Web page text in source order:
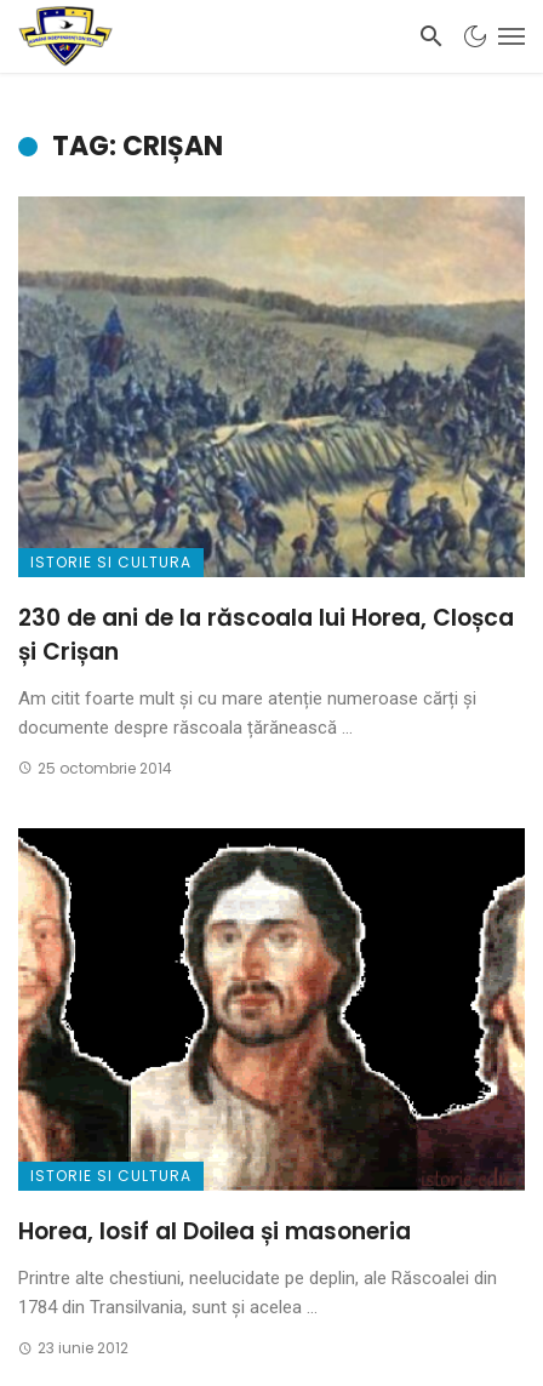
TAG: CRIȘAN
ISTORIE SI CULTURA
230 de ani de la răscoala lui Horea, Cloșca
și Crișan
Am citit foarte mult și cu mare atenție numeroase cărți și
documente despre răscoala țărănească ...
25 octombrie 2014
ISTORIE SI CULTURA
Horea, Iosif al Doilea și masoneria
Printre alte chestiuni, neelucidate pe deplin, ale Răscoalei din
1784 din Transilvania, sunt și acelea ...
23 iunie 2012